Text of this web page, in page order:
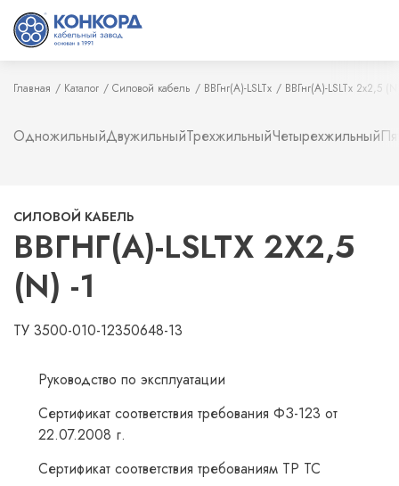
Главная Каталог Силовой кабель ВВГнг(А)-LSLTx ВВГнг(А)-LSLTx 2х2,5
ОдножильныйДвужильныйТрехжильныйЧетырехжильный
СИЛОВОЙ КАБЕЛЬ
ВВГНГ(А)-LSLTX 2Х2,5
(N) -1
ТУ 3500-010-12350648-13
Руководство по эксплуатации
Сертификат соответствия требования ФЗ-123 от
22.07.2008 г.
Сертификат соответствия требованиям ТР ТС